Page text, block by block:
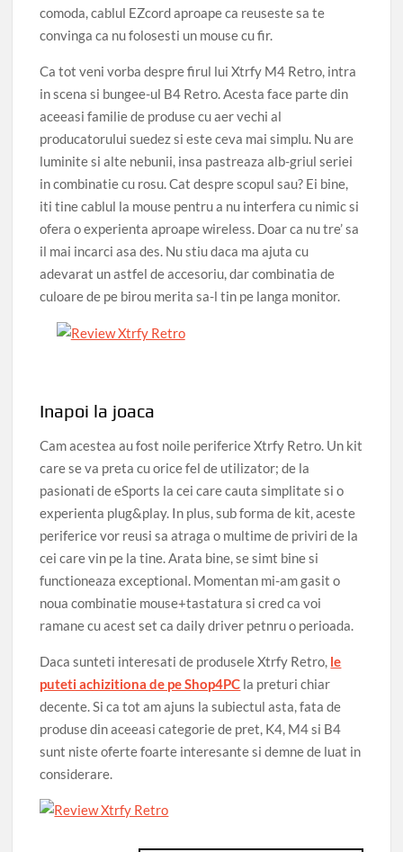
comoda, cablul EZcord aproape ca reuseste sa te
convinga ca nu folosesti un mouse cu fir.
Ca tot veni vorba despre firul lui Xtrfy M4 Retro, intra
in scena si bungee-ul B4 Retro. Acesta face parte din
aceeasi familie de produse cu aer vechi al
producatorului suedez si este ceva mai simplu. Nu are
luminite si alte nebunii, insa pastreaza alb-griul seriei
in combinatie cu rosu. Cat despre scopul sau? Ei bine,
iti tine cablul la mouse pentru a nu interfera cu nimic si
ofera o experienta aproape wireless. Doar ca nu tre’ sa
il mai incarci asa des. Nu stiu daca ma ajuta cu
adevarat un astfel de accesoriu, dar combinatia de
culoare de pe birou merita sa-l tin pe langa monitor.
Inapoi la joaca
Cam acestea au fost noile periferice Xtrfy Retro. Un kit
care se va preta cu orice fel de utilizator; de la
pasionati de eSports la cei care cauta simplitate si o
experienta plug&play. In plus, sub forma de kit, aceste
periferice vor reusi sa atraga o multime de priviri de la
cei care vin pe la tine. Arata bine, se simt bine si
functioneaza exceptional. Momentan mi-am gasit o
noua combinatie mouse+tastatura si cred ca voi
ramane cu acest set ca daily driver petnru o perioada.
Daca sunteti interesati de produsele Xtrfy Retro, le
puteti achizitiona de pe Shop4PC la preturi chiar
decente. Si ca tot am ajuns la subiectul asta, fata de
produse din aceeasi categorie de pret, K4, M4 si B4
sunt niste oferte foarte interesante si demne de luat in
considerare.